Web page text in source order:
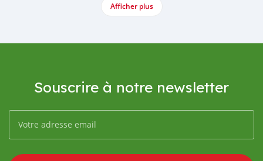
Afficher plus
Souscrire à notre newsletter